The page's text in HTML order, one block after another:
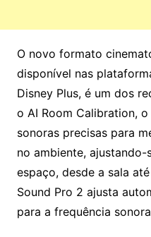
O novo formato
disponível nas
Disney Plus, é um dos
o AI Room Calibration,
sonoras precisas para
no ambiente,
espaço, desde a sala
Sound Pro 2 ajusta
para a frequência